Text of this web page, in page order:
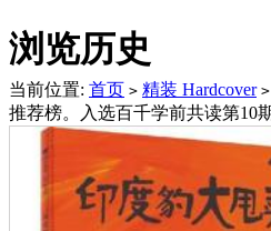
浏览历史
当前位置: 首页 > 精装 Hardcover >
推荐榜。入选百千学前共读第10期